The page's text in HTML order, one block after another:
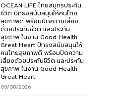
OCEAN LIFE ไทยสมุทรประกัน
ชีวิต ปักธงสนับสนุนให้คนไทย
สุขภาพดี พร้อมปิดความเสี่ยง
ด้วยประกันชีวิต และประกัน
สุขภาพ ในงาน Good Health
Great Heart ปักธงสนับสนุนให้
คนไทยสุขภาพดี พร้อมปิดความ
เสี่ยงด้วยประกันชีวิต และประกัน
สุขภาพ ในงาน Good Health
Great Heart
09/08/2026